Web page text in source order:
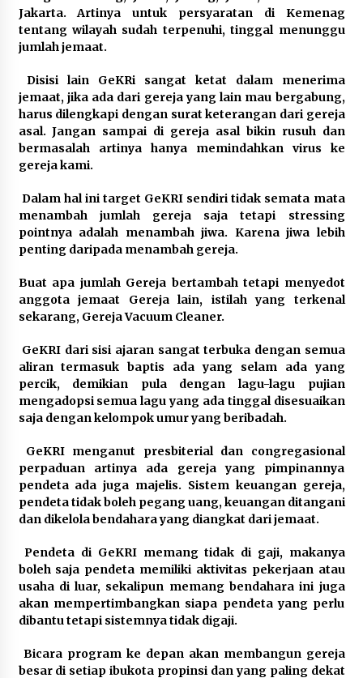
Jakarta. Artinya untuk persyaratan di Kemenag
tentang wilayah sudah terpenuhi, tinggal menunggu
jumlah jemaat.
Disisi lain GeKRi sangat ketat dalam menerima
jemaat, jika ada dari gereja yang lain mau bergabung,
harus dilengkapi dengan surat keterangan dari gereja
asal. Jangan sampai di gereja asal bikin rusuh dan
bermasalah artinya hanya memindahkan virus ke
gereja kami.
Dalam hal ini target GeKRI sendiri tidak semata mata
menambah jumlah gereja saja tetapi stressing
pointnya adalah menambah jiwa. Karena jiwa lebih
penting daripada menambah gereja.
Buat apa jumlah Gereja bertambah tetapi menyedot
anggota jemaat Gereja lain, istilah yang terkenal
sekarang, Gereja Vacuum Cleaner.
GeKRI dari sisi ajaran sangat terbuka dengan semua
aliran termasuk baptis ada yang selam ada yang
percik, demikian pula dengan lagu-lagu pujian
mengadopsi semua lagu yang ada tinggal disesuaikan
saja dengan kelompok umur yang beribadah.
GeKRI menganut presbiterial dan congregasional
perpaduan artinya ada gereja yang pimpinannya
pendeta ada juga majelis. Sistem keuangan gereja,
pendeta tidak boleh pegang uang, keuangan ditangani
dan dikelola bendahara yang diangkat dari jemaat.
Pendeta di GeKRI memang tidak di gaji, makanya
boleh saja pendeta memiliki aktivitas pekerjaan atau
usaha di luar, sekalipun memang bendahara ini juga
akan mempertimbangkan siapa pendeta yang perlu
dibantu tetapi sistemnya tidak digaji.
Bicara program ke depan akan membangun gereja
besar di setiap ibukota propinsi dan yang paling dekat